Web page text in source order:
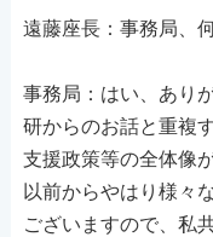
遠藤座長：事務局、
事務局：はい、あり
研からのお話と重複
支援政策等の全体像
以前からやはり様々
ございますので、私